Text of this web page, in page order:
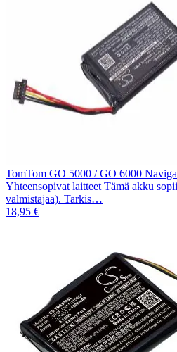
TomTom GO 5000 / GO 6000
Yhteensopivat laitteet Tämä akku
valmistajaa). Tarkis…
18,95 €